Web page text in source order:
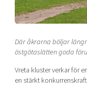
Shaping cities and
Bright East
East Sweden Tech
Reversed
Upscaling
Talent & skills
Startup &
Offers to boost
Our community of
Projects
Publications
Project toolbox
Today's lunch in
Där åkrarna böljar
östgötaslätten goda
Vreta kluster verkar för
en stärkt